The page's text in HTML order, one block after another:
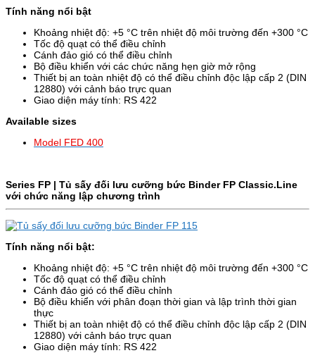
Tính năng nổi bật
Khoảng nhiệt độ: +5 °C trên nhiệt độ môi trường đến +300 °C
Tốc độ quạt có thể điều chỉnh
Cánh đảo gió có thể điều chỉnh
Bộ điều khiển với các chức năng hẹn giờ mở rộng
Thiết bị an toàn nhiệt độ có thể điều chỉnh độc lập cấp 2 (DIN
12880) với cảnh báo trực quan
Giao diện máy tính: RS 422
Available sizes
Model FED 400
Series FP | Tủ sấy đối lưu cưỡng bức Binder FP Classic.Line
với chức năng lập chương trình
Tính năng nổi bật:
Khoảng nhiệt độ: +5 °C trên nhiệt độ môi trường đến +300 °C
Tốc độ quạt có thể điều chỉnh
Cánh đảo gió có thể điều chỉnh
Bộ điều khiển với phân đoạn thời gian và lập trình thời gian
thực
Thiết bị an toàn nhiệt độ có thể điều chỉnh độc lập cấp 2 (DIN
12880) với cảnh báo trực quan
Giao diện máy tính: RS 422